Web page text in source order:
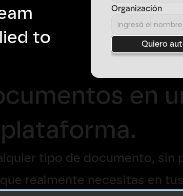
to
Organización
Quiero
en
plataforma.
tipo de documento, sin
realmente necesitas en